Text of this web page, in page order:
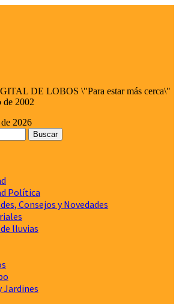
DE LOBOS \"Para estar más cerca\"
de 2002
2026
Política
Consejos y Novedades
lluvias
Jardines